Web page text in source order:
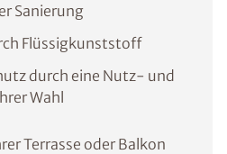
Sanierung
Flüssigkunststoff
durch eine Nutz- und
Wahl
Terrasse oder Balkon